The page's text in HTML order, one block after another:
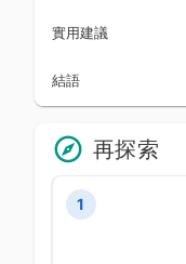
實用建議
結語
再探索
1